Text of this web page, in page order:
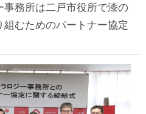
務所は二戸市役所で漆の
むためのパートナー協定